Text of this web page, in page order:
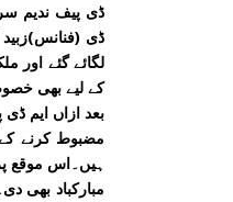
ڈی پیف ندیم
ڈی
لگائے گئے اور
کے لیے بھی
بعد ازاں ایم
مضبوط کرنے
ہیں۔اس موقع
مبارکباد بھی